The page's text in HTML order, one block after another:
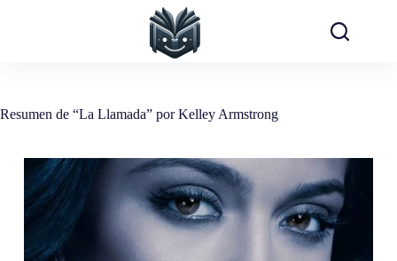
Resumen de “La Llamada” por Kelley Armstrong